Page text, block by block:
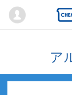
Mypage
ア